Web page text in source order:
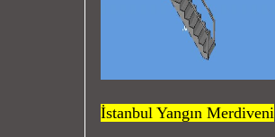
İstanbul Yangın Merdiveni